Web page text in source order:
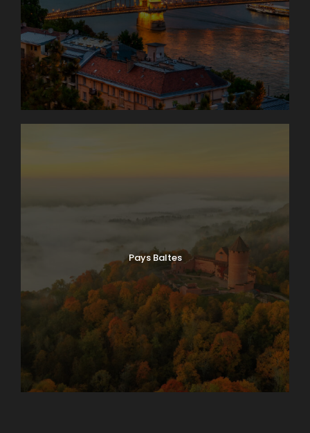
Pays Baltes